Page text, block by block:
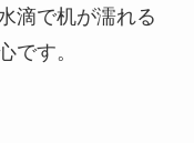
滴で机が濡れる
です。